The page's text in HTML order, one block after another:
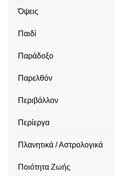
Όψεις
Παιδί
Παράδοξο
Παρελθόν
Περιβάλλον
Περίεργα
Πλανητικά / Αστρολογικά
Ποιότητα Ζωής